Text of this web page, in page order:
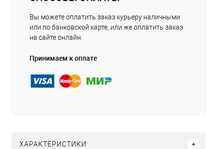
Вы можете оплатить заказ курьеру наличными
или по банковской карте, или же оплатить заказ
на сайте онлайн.
Принимаем к оплате
ХАРАКТЕРИСТИКИ